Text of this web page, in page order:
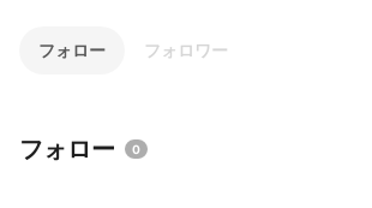
フォロー フォロワー
フォロー 0